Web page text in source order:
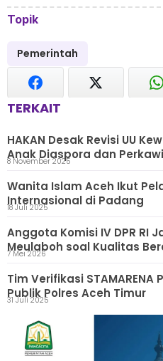
Topik
Pemerintah
TERKAIT
HAKAN Desak Revisi UU
Anak Diaspora dan
8 November 2025
Wanita Islam Aceh Ikut
Internasional di Padang
18 Juli 2025
Anggota Komisi IV DPR RI
Meulaboh soal Kualitas
7 Mei 2026
Tim Verifikasi
Publik Polres Aceh Timur
31 Juli 2025